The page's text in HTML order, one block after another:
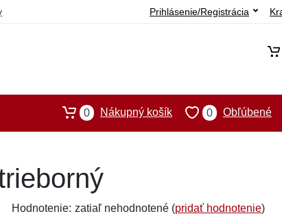
Prihlásenie/Registrácia
0 Obľúbené
0 Nákupný košík
Hodnotenie: zatiaľ nehodnotené (pridať hodnotenie)